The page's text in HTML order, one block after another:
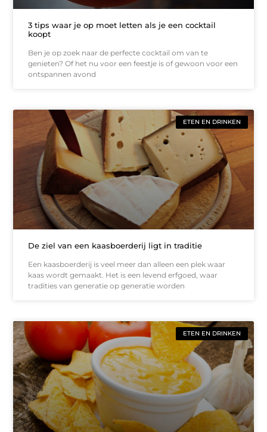
3 tips waar je op moet letten als je een cocktail
koopt
Ben je op zoek naar de perfecte cocktail om van te
genieten? Of het nu voor een feestje is of gewoon voor een
ontspannen avond
ETEN EN DRINKEN
De ziel van een kaasboerderij ligt in traditie
Een kaasboerderij is veel meer dan alleen een plek waar
kaas wordt gemaakt. Het is een levend erfgoed, waar
tradities van generatie op generatie worden
ETEN EN DRINKEN